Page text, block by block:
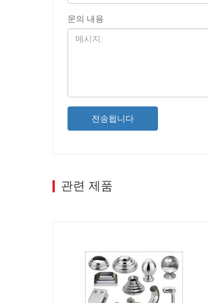
문의 내용
전송됩니다
관련 제품